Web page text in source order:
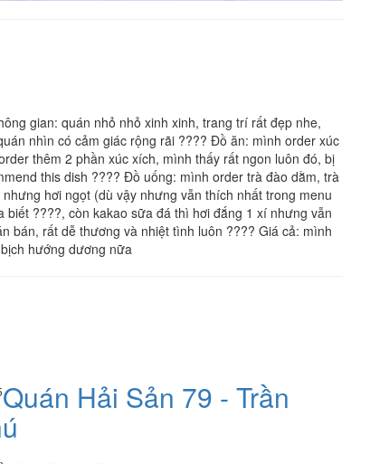
gian: quán nhỏ nhỏ xinh xinh, trang trí rất đẹp nhe,
nhìn có cảm giác rộng rãi ???? Đồ ăn: mình order xúc
thêm 2 phần xúc xích, mình thấy rất ngon luôn đó, bị
this dish ???? Đồ uống: mình order trà đào dằm, trà
hơi ngọt (dù vậy nhưng vẫn thích nhất trong menu
????, còn kakao sữa đá thì hơi đắng 1 xí nhưng vẫn
bán, rất dễ thương và nhiệt tình luôn ???? Giá cả: mình
hướng dương nữa
Quán Hải Sản 79 - Trần